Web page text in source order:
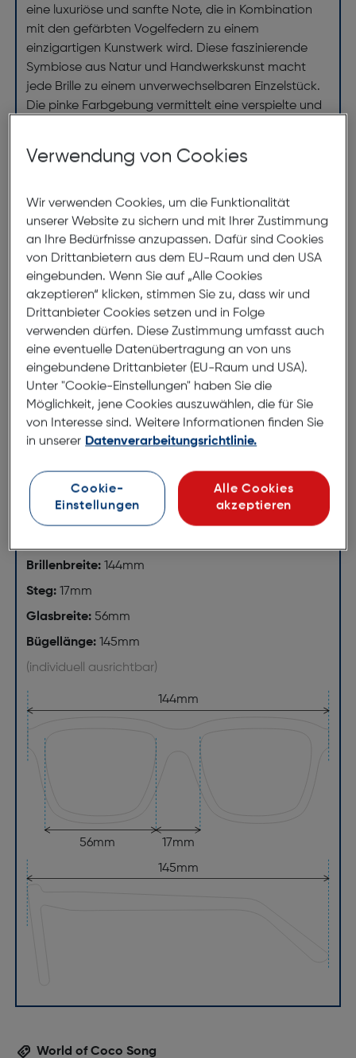
eine luxuriöse und sanfte Note, die in Kombination
mit den gefärbten Vogelfedern zu einem
einzigartigen Kunstwerk wird. Diese faszinierende
Symbiose aus Natur und Handwerkskunst macht
jede Brille zu einem unverwechselbaren Einzelstück.
Die pinke Farbgebung vermittelt eine verspielte und
unterstreicht die Cocosong MISS ADVENTURE C3 die
eignet sich ideal für vielseitige Looks – ob im Alltag
oder zu besonderen Anlässen. Diese Brille verbindet
Modebewusstsein mit einem hohen Anspruch an
Qualität und Detailverliebtheit. Sie ist nicht nur ein
funktionaler Begleiter, der beste Sicht gewährleistet,
sondern auch ein modisches Statement, das
Individualität und Stil perfekt vereint. Die
Kombination aus handwerklicher Präzision, edlen
Materialien und ausdrucksstarker Farbgebung
macht die Cocosong MISS ADVENTURE C3 zu einer
Brille für Damen, die das Besondere suchen und
tragen möchten. Zusammengefasst bietet dieses
Modell eine einzigartige Mischung aus Eleganz,
Komfort und künstlerischem Design – ein echtes
Highlight in jeder Brillenkollektion.
Abmessungen
Brillenbreite: 144mm
Steg: 17mm
Glasbreite: 56mm
Bügellänge: 145mm
(individuell ausrichtbar)
144mm
17mm
56mm
145mm
World of Coco Song
Verwendung von Cookies
Wir verwenden Cookies, um die Funktionalität
unserer Website zu sichern und mit Ihrer Zustimmung
an Ihre Bedürfnisse anzupassen. Dafür sind Cookies
von Drittanbietern aus dem EU-Raum und den USA
eingebunden. Wenn Sie auf „Alle Cookies
akzeptieren“ klicken, stimmen Sie zu, dass wir und
Drittanbieter Cookies setzen und in Folge
verwenden dürfen. Diese Zustimmung umfasst auch
eine eventuelle Datenübertragung an von uns
eingebundene Drittanbieter (EU-Raum und USA).
Unter "Cookie-Einstellungen" haben Sie die
Möglichkeit, jene Cookies auszuwählen, die für Sie
von Interesse sind. Weitere Informationen finden Sie
in unserer Datenverarbeitungsrichtlinie.
Cookie-
Einstellungen
Alle Cookies
akzeptieren